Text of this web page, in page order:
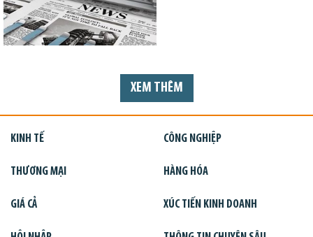
XEM THÊM
KINH TẾ CÔNG NGHIỆP
THƯƠNG MẠI HÀNG HÓA
GIÁ CẢ XÚC TIẾN KINH DOANH